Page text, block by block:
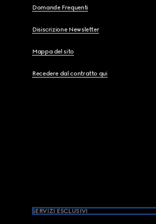
Domande Frequenti
Disiscrizione Newsletter
Mappa del sito
Recedere dal contratto qui
SERVIZI ESCLUSIVI